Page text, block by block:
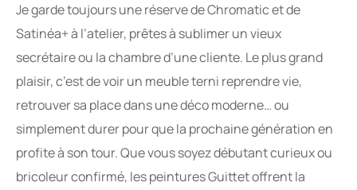
Je garde toujours une réserve de Chromatic et de
Satinéa+ à l’atelier, prêtes à sublimer un vieux
secrétaire ou la chambre d’une cliente. Le plus grand
plaisir, c’est de voir un meuble terni reprendre vie,
retrouver sa place dans une déco moderne… ou
simplement durer pour que la prochaine génération en
profite à son tour. Que vous soyez débutant curieux ou
bricoleur confirmé, les peintures Guittet offrent la